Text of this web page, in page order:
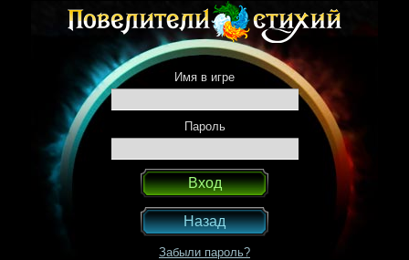
Имя в игре
Пароль
Назад
Забыли пароль?